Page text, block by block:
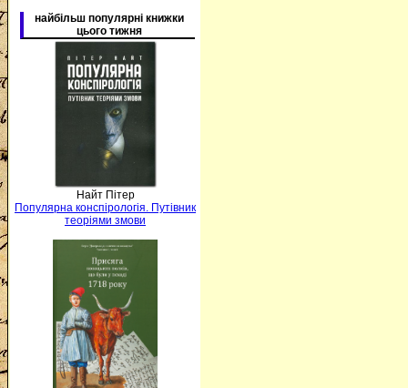
найбільш популярні книжки
цього тижня
Найт Пітер
Популярна конспірологія. Путівник
теоріями змови